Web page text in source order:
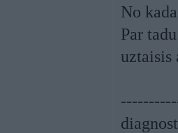
No
Par
uztaisis